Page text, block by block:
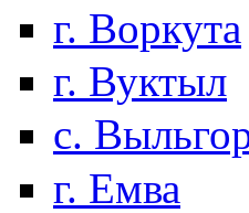
г. Воркута
г. Вуктыл
с.
г. Емва